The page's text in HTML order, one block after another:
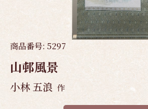
商品番号: 5297
山邨風景
小林 五浪 作